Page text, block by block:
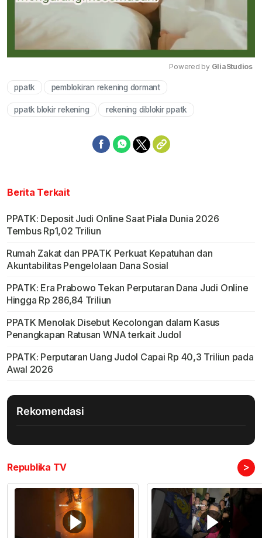
Powered by GliaStudios
ppatk pemblokiran rekening dormant
ppatk blokir rekening rekening diblokir ppatk
Berita Terkait
PPATK: Deposit Judi Online Saat Piala Dunia 2026
Tembus Rp1,02 Triliun
Rumah Zakat dan PPATK Perkuat Kepatuhan dan
Akuntabilitas Pengelolaan Dana Sosial
PPATK: Era Prabowo Tekan Perputaran Dana Judi Online
Hingga Rp 286,84 Triliun
PPATK Menolak Disebut Kecolongan dalam Kasus
Penangkapan Ratusan WNA terkait Judol
PPATK: Perputaran Uang Judol Capai Rp 40,3 Triliun pada
Awal 2026
Rekomendasi
Republika TV >